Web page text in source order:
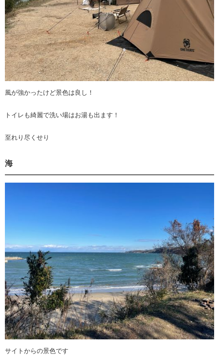
風が強かったけど景色は良し！
トイレも綺麗で洗い場はお湯も出ます！
至れり尽くせり
海
サイトからの景色です